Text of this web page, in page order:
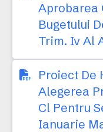
Aprobarea
Bugetului
Trim. Iv Al
Proiect De
Alegerea
Cl Pentru
Ianuarie